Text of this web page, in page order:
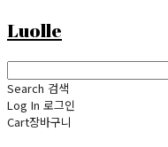
Luolle
Search 검색
Log In 로그인
Cart장바구니